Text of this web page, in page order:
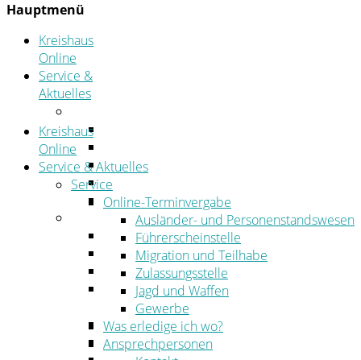
Hauptmenü
Kreishaus
Online
Service &
Aktuelles
Ansprechpersonen
Formulare
Öffnungszeiten
Aktuelles
Stellenangebote
Azubiportal
Pressemitteilungen
Bekanntmachungen & öffentliche
Zustellungen
Kehrbezirksausschreibungen
Amtsblatt
Kreishaus
Online
Service & Aktuelles
Service
Online-Terminvergabe
Ausländer- und Personenstandswesen
Führerscheinstelle
Migration und Teilhabe
Zulassungsstelle
Jagd und Waffen
Gewerbe
Was erledige ich wo?
Ansprechpersonen